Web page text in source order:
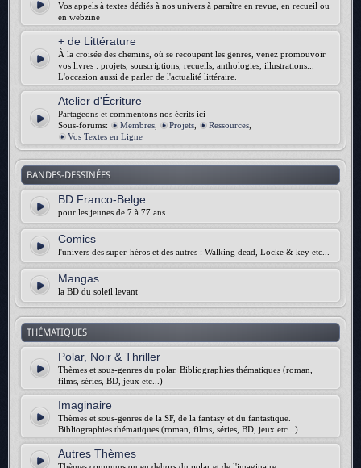
Vos appels à textes dédiés à nos univers à paraître en revue, en recueil ou
en webzine
+ de Littérature
À la croisée des chemins, où se recoupent les genres, venez promouvoir
vos livres : projets, souscriptions, recueils, anthologies, illustrations...
L'occasion aussi de parler de l'actualité littéraire.
Atelier d'Écriture
Partageons et commentons nos écrits ici
Sous-forums:
Membres Projets Ressources
Vos Textes en Ligne
BANDES-DESSINÉES
BD Franco-Belge
pour les jeunes de 7 à 77 ans
Comics
l'univers des super-héros et des autres : Walking dead, Locke & key etc...
Mangas
la BD du soleil levant
THÉMATIQUES
Polar, Noir & Thriller
Thèmes et sous-genres du polar. Bibliographies thématiques (roman,
films, séries, BD, jeux etc...)
Imaginaire
Thèmes et sous-genres de la SF, de la fantasy et du fantastique.
Bibliographies thématiques (roman, films, séries, BD, jeux etc...)
Autres Thèmes